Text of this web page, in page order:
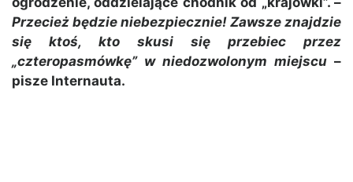
Przecież będzie niebezpiecznie! Zawsze znajdzie
się ktoś, kto skusi się przebiec przez
„czteropasmówkę” w niedozwolonym miejscu –
pisze Internauta.